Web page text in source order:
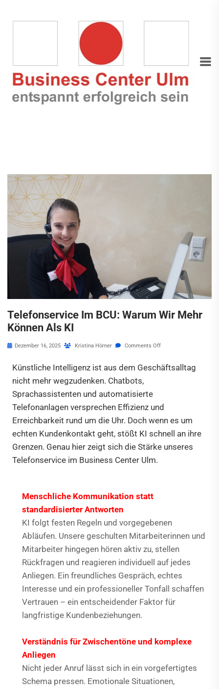
Telefonservice Im BCU: Warum Wir Mehr
Können Als KI
Dezember 16, 2025 Kristina Hörner Comments Off
Künstliche Intelligenz ist aus dem Geschäftsalltag
nicht mehr wegzudenken. Chatbots,
Sprachassistenten und automatisierte
Telefonanlagen versprechen Effizienz und
Erreichbarkeit rund um die Uhr. Doch wenn es um
echten Kundenkontakt geht, stößt KI schnell an ihre
Grenzen. Genau hier zeigt sich die Stärke unseres
Telefonservice im Business Center Ulm.
Menschliche Kommunikation statt
standardisierter Antworten
KI folgt festen Regeln und vorgegebenen
Abläufen. Unsere geschulten Mitarbeiterinnen und
Mitarbeiter hingegen hören aktiv zu, stellen
Rückfragen und reagieren individuell auf jedes
Anliegen. Ein freundliches Gespräch, echtes
Interesse und ein professioneller Tonfall schaffen
Vertrauen – ein entscheidender Faktor für
langfristige Kundenbeziehungen.
Verständnis für Zwischentöne und komplexe
Anliegen
Nicht jeder Anruf lässt sich in ein vorgefertigtes
Schema pressen. Emotionale Situationen,